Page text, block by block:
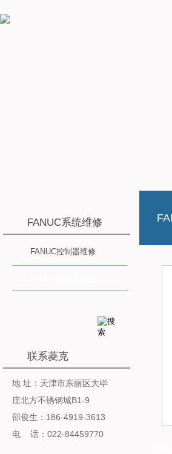
FANUC系统维修
FANUC控制器维修
联系菱克
地 址：天津市东丽区大毕
庄北方不锈钢城B1-9
邵俊生：186-4919-3613
电 话：022-84459770